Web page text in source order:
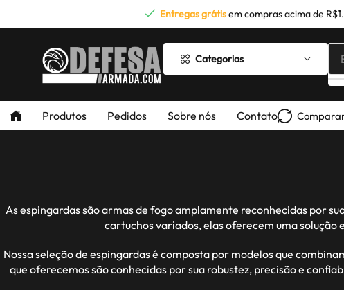
Entregas grátisem compras acima de
Categorias
Produtos Pedidos Sobre nós Contato
As espingardas são armas de fogo amplamente reconhecidas por
cartuchos variados, elas oferecem uma solução
Nossa seleção de espingardas é composta por modelos que
que oferecemos são conhecidas por sua robustez, precisão e